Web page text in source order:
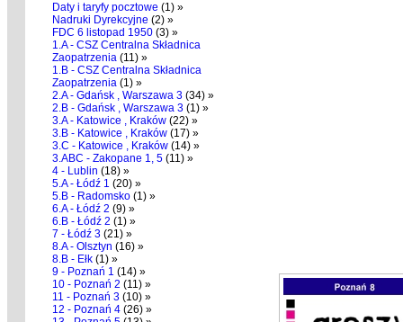
Daty i taryfy pocztowe (1) »
Nadruki Dyrekcyjne (2) »
FDC 6 listopad 1950 (3) »
1.A - CSZ Centralna Składnica
Zaopatrzenia (11) »
1.B - CSZ Centralna Składnica
Zaopatrzenia (1) »
2.A - Gdańsk , Warszawa 3 (34) »
2.B - Gdańsk , Warszawa 3 (1) »
3.A - Katowice , Kraków (22) »
3.B - Katowice , Kraków (17) »
3.C - Katowice , Kraków (14) »
3.ABC - Zakopane 1, 5 (11) »
4 - Lublin (18) »
5.A - Łódź 1 (20) »
5.B - Radomsko (1) »
6.A - Łódź 2 (9) »
6.B - Łódź 2 (1) »
7 - Łódź 3 (21) »
8.A - Olsztyn (16) »
8.B - Ełk (1) »
9 - Poznań 1 (14) »
10 - Poznań 2 (11) »
11 - Poznań 3 (10) »
12 - Poznań 4 (26) »